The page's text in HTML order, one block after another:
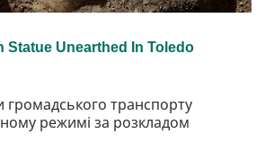
громадського транспорту
режимі за розкладом